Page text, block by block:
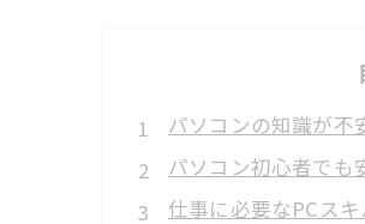
パソコンの知識が不
パソコン初心者でも
仕事に必要なPCス